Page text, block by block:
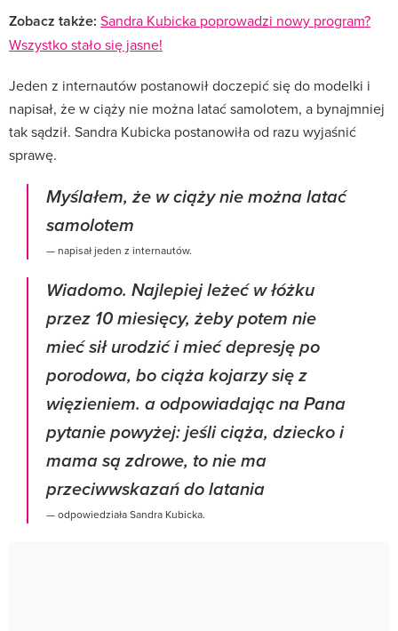
Zobacz także: Sandra Kubicka poprowadzi nowy program?
Wszystko stało się jasne!
Jeden z internautów postanowił doczepić się do modelki i
napisał, że w ciąży nie można latać samolotem, a bynajmniej
tak sądził. Sandra Kubicka postanowiła od razu wyjaśnić
sprawę.
Myślałem, że w ciąży nie można latać
samolotem
— napisał jeden z internautów.
Wiadomo. Najlepiej leżeć w łóżku
przez 10 miesięcy, żeby potem nie
mieć sił urodzić i mieć depresję po
porodowa, bo ciąża kojarzy się z
więzieniem. a odpowiadając na Pana
pytanie powyżej: jeśli ciąża, dziecko i
mama są zdrowe, to nie ma
przeciwwskazań do latania
— odpowiedziała Sandra Kubicka.